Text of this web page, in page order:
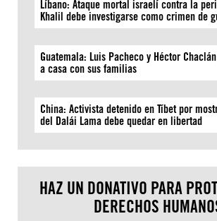
Líbano: Ataque mortal israelí contra la
Khalil debe investigarse como crimen de
Guatemala: Luis Pacheco y Héctor
a casa con sus familias
China: Activista detenido en Tíbet por
del Dalái Lama debe quedar en libertad
HAZ UN DONATIVO PARA
DERECHOS